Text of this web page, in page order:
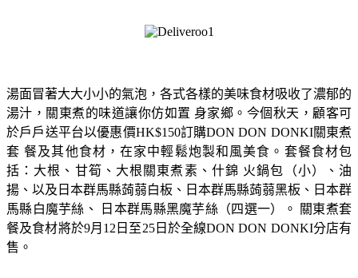
湯面冒著大大小小的氣泡，各式各樣的美味食材吸收了濃郁的
湯汁，關東煮的味道讓你仿如置 身家鄉。今個秋天，顧客可
於戶戶送平台以優惠價HK$150訂購DON DON DONKI關東煮
套 餐及其他食材，在家中輕鬆炮製和風美食。套餐食材包
括：大根、甘筍、大根關東煮素、什錦 火鍋包（小）、油
揚、以及日本群馬縣蒟蒻白板、日本群馬縣蒟蒻黑板、日本群
馬縣白魔芋絲、 日本群馬縣黑魔芋絲（四選一）。 關東煮套
餐及食材將於9月12日至25日於全線DON DON DONKI分店有
售。